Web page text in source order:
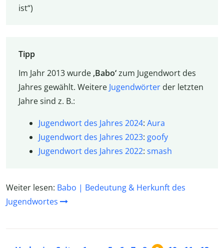
ist“)
Tipp
Im Jahr 2013 wurde‚Babo‘zum Jugendwort des
Jahres gewählt. Weitere Jugendwörterder letzten
Jahre sind z. B.:
Jugendwort des Jahres 2024: Aura
Jugendwort des Jahres 2023: goofy
Jugendwort des Jahres 2022: smash
Weiter lesen: Babo | Bedeutung & Herkunft des
Jugendwortes